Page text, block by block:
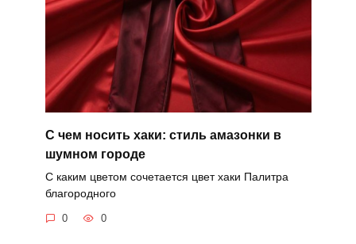
С чем носить хаки: стиль амазонки в
шумном городе
С каким цветом сочетается цвет хаки Палитра
благородного
0 0